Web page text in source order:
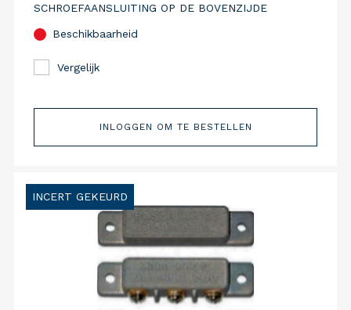
SCHROEFAANSLUITING OP DE BOVENZIJDE
Beschikbaarheid
Vergelijk
INLOGGEN OM TE BESTELLEN
INCERT GEKEURD